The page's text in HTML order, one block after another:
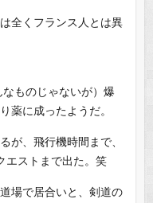
全くフランス人とは異
ものじゃないが）爆
薬に成ったようだ。
が、飛行機時間まで、
エストまで出た。笑
場で居合いと、剣道の